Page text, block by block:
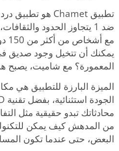
ضد 1 يتجاوز الحدود
يمكنك أن تتخيل وجود صديق
المعمورة؟ مع شاميت، يصبح
الميزة البارزة للتطبيق هي
محادثاتك تبدو حقيقية مثل
من المدهش كيف يمكن
البعض، حتى عندما تكون